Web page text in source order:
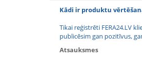
Kādi ir produktu
Tikai reģistrēti FERA24.LV
publicēsim gan pozitīvus,
Atsauksmes